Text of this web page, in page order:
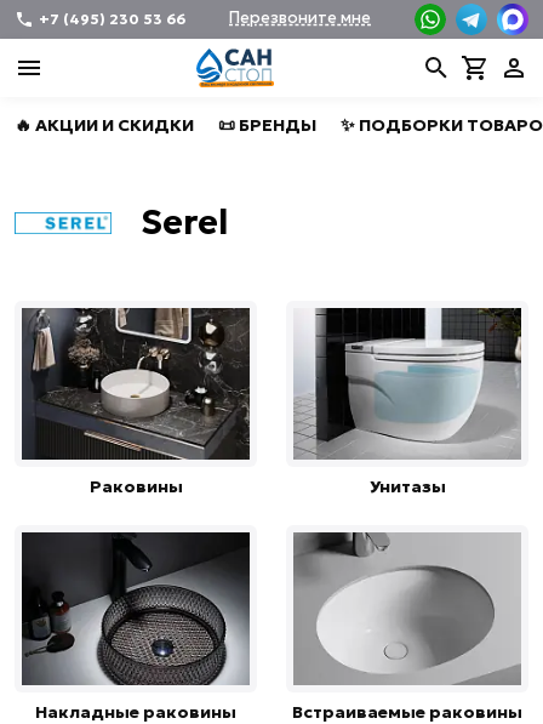
+7 (495) 230 53 66 Перезвоните мне
🔥 АКЦИИ И СКИДКИ 📜 БРЕНДЫ ✨ ПОДБОРКИ
Serel
Раковины Унитазы
Накладные раковины Встраиваемые раковины